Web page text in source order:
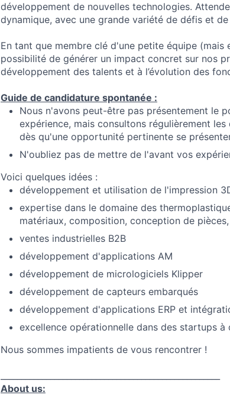
développement de nouvelles technologies.
dynamique, avec une grande variété de défis et
En tant que membre clé d'une petite équipe
possibilité de générer un impact concret sur nos
développement des talents et à l’évolution des
Guide de candidature spontanée :
Nous n'avons peut-être pas présentement le
expérience, mais consultons régulièrement
dès qu'une opportunité pertinente se
N'oubliez pas de mettre de l'avant vos
Voici quelques idées :
développement et utilisation de l'impression
expertise dans le domaine des
matériaux, composition, conception de
ventes industrielles B2B
développement d'applications AM
développement de micrologiciels Klipper
développement de capteurs embarqués
développement d'applications ERP et
excellence opérationnelle dans des startups à
Nous sommes impatients de vous rencontrer !
About us: